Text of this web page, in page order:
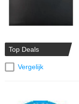
Top Deals
Vergelijk